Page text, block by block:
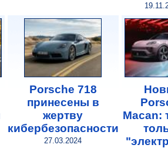
Porsche 718
принесены в
жертву
кибербезопасности
27.03.2024
Macan: